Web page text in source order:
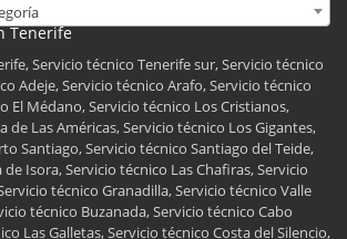
Tenerife
Servicio técnico Tenerife sur, Servicio técnico
Adeje, Servicio técnico Arafo, Servicio técnico
El Médano, Servicio técnico Los Cristianos,
de Las Américas, Servicio técnico Los Gigantes,
Santiago, Servicio técnico Santiago del Teide,
Isora, Servicio técnico Las Chafiras, Servicio
técnico Granadilla, Servicio técnico Valle
técnico Buzanada, Servicio técnico Cabo
Las Galletas, Servicio técnico Costa del Silencio,